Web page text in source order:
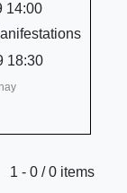
14:00
18:30
pagination
1 - 0 / 0 items